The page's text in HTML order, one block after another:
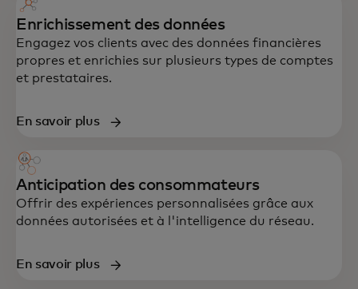
Enrichissement des données
Engagez vos clients avec des données financières
propres et enrichies sur plusieurs types de comptes
et prestataires.
En savoir plus
Anticipation des consommateurs
Offrir des expériences personnalisées grâce aux
données autorisées et à l'intelligence du réseau.
En savoir plus